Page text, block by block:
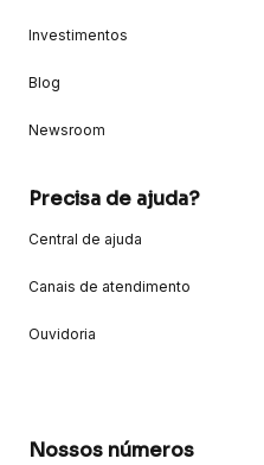
Investimentos
Blog
Newsroom
Precisa de ajuda?
Central de ajuda
Canais de atendimento
Ouvidoria
Nossos números